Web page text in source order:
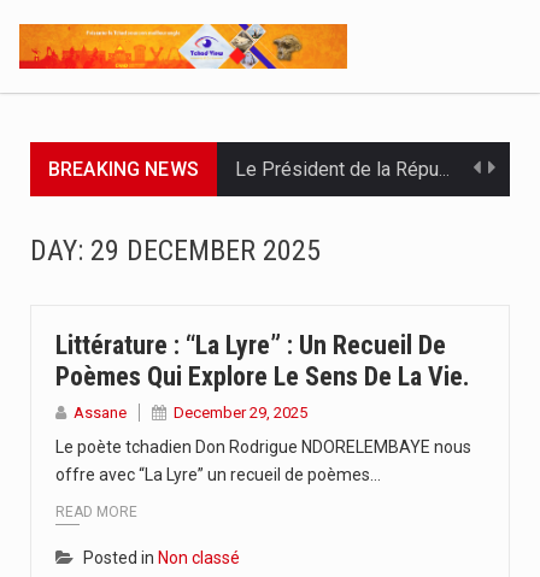
BREAKING NEWS
Le Président de la République, Chef de l’État, Maréchal du…
L’Association pour l’Épanouissement de la Femme, APEF, a officiellement lancé…
Le ministère de la Communication, en partenariat avec l’UNICEF, la…
DAY: 29 DECEMBER 2025
Littérature : “La Lyre” : Un Recueil De
Poèmes Qui Explore Le Sens De La Vie.
Assane December 29, 2025
Le poète tchadien Don Rodrigue NDORELEMBAYE nous
offre avec “La Lyre” un recueil de poèmes…
READ MORE
Posted in Non classé